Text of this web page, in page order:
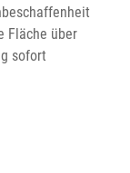
Fläche über
sofort